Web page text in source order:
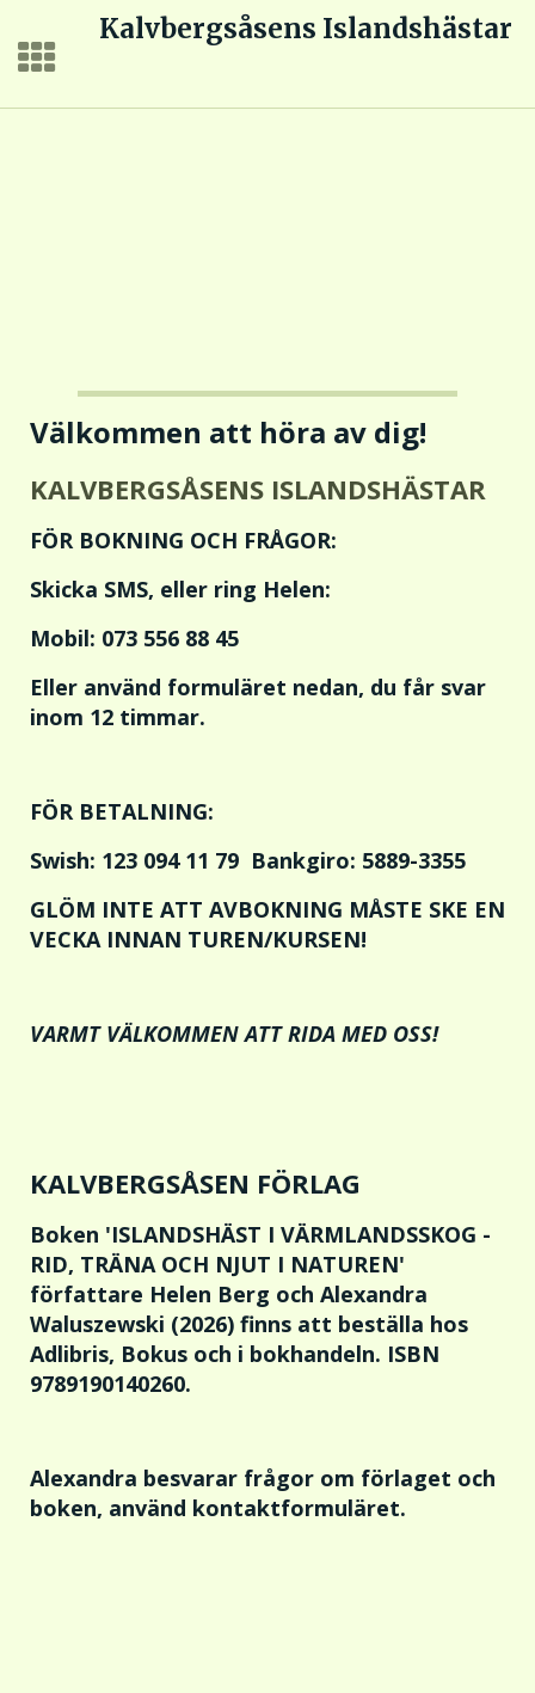
Kalvbergsåsens Islandshästar
Välkommen att höra av dig!
KALVBERGSÅSENS ISLANDSHÄSTAR
FÖR BOKNING OCH FRÅGOR:
Skicka SMS, eller ring Helen:
Mobil: 073 556 88 45
Eller använd formuläret nedan, du får svar
inom 12 timmar.
FÖR BETALNING:
Swish: 123 094 11 79 Bankgiro: 5889-3355
GLÖM INTE ATT AVBOKNING MÅSTE SKE EN
VECKA INNAN TUREN/KURSEN!
VARMT VÄLKOMMEN ATT RIDA MED OSS!
KALVBERGSÅSEN FÖRLAG
Boken 'ISLANDSHÄST I VÄRMLANDSSKOG -
RID, TRÄNA OCH NJUT I NATUREN'
författare Helen Berg och Alexandra
Waluszewski (2026) finns att beställa hos
Adlibris, Bokus och i bokhandeln. ISBN
9789190140260.
Alexandra besvarar frågor om förlaget och
boken, använd kontaktformuläret.